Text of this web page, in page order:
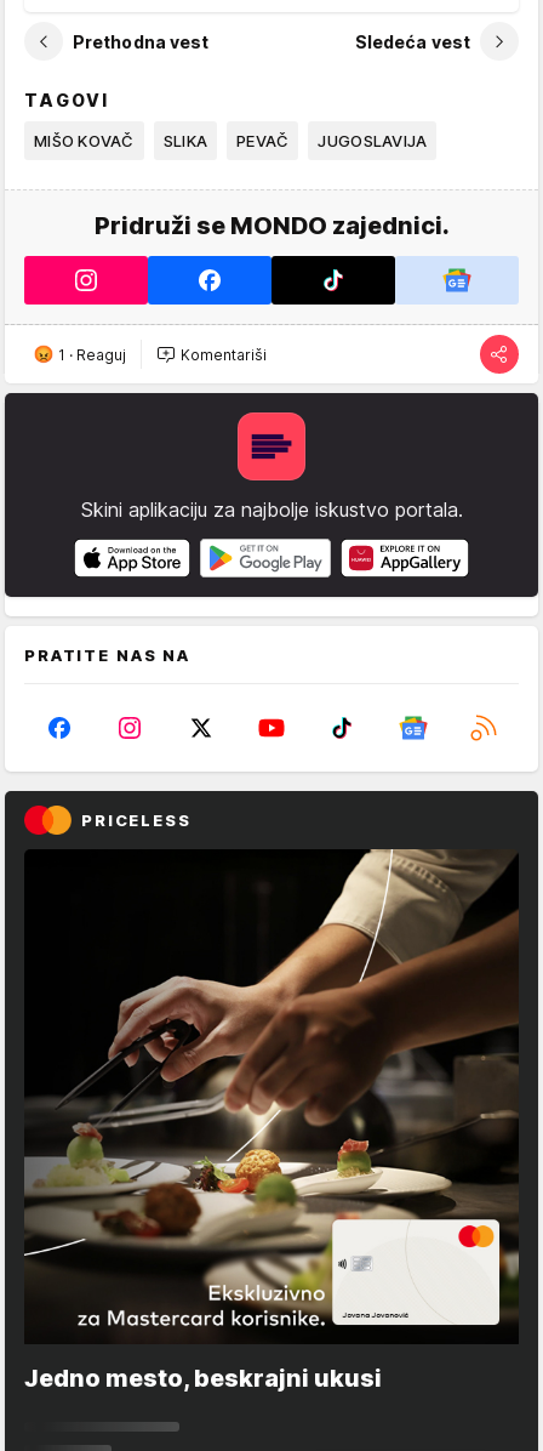
Prethodna vest Sledeća vest
TAGOVI
MIŠO KOVAČ SLIKA PEVAČ JUGOSLAVIJA
Pridruži se MONDO zajednici.
1 · Reaguj Komentariši
Skini aplikaciju za najbolje iskustvo portala.
PRATITE NAS NA
PRICELESS
Jedno mesto, beskrajni ukusi